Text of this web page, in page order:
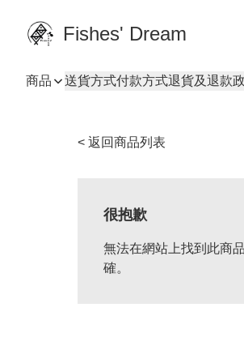
Fishes' Dream
商品 送貨方式付款方式退貨及退款
< 返回商品列表
很抱歉
無法在網站上找到此商
確。